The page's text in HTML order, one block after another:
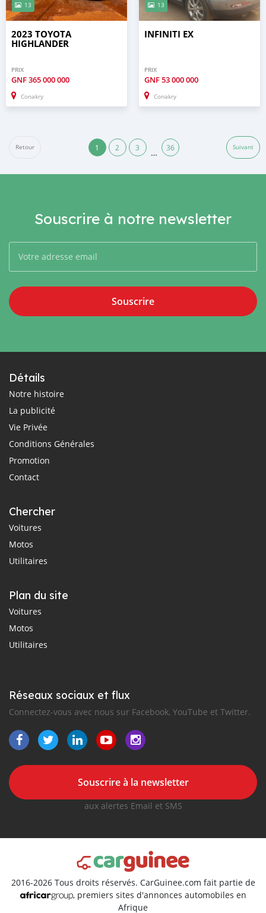
13
2023 TOYOTA
HIGHLANDER
PRIX
GNF365 000 000
Conakry
13
INFINITI EX
PRIX
GNF53 000 000
Conakry
Retour 1 2 3 … 36 Suivant
Souscrire à notre newsletter
Souscrire
Détails
Notre histoire
La publicité
Vie Privée
Conditions Générales
Promotion
Contact
Chercher
Voitures
Motos
Utilitaires
Plan du site
Voitures
Motos
Utilitaires
Réseaux sociaux et flux
Connectez-vous avec nous sur Facebook, YouTube et Twitter.
Souscrire à la newsletter
aux alertes Email et SMS
2016-2026 Tous droits réservés. CarGuinee.com fait partie de
, premiers sites d'annonces automobiles en
Afrique